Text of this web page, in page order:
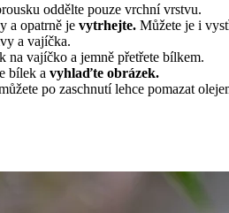
oddělte pouze vrchní vrstvu.
a opatrně je vytrhejte. Můžete je i
a vajíčka.
na vajíčko a jemně přetřete bílkem.
bílek a vyhlaďte obrázek.
po zaschnutí lehce pomazat